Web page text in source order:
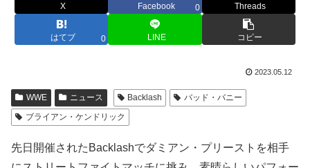
X Facebook 0 Threads
はてブ 0 LINE コピー
2023.05.12
WWE ニュース Backlash
バッド・バニー
ブライアン・ケンドリック
先日開催されたBacklashでダミアン・プリーストを相手